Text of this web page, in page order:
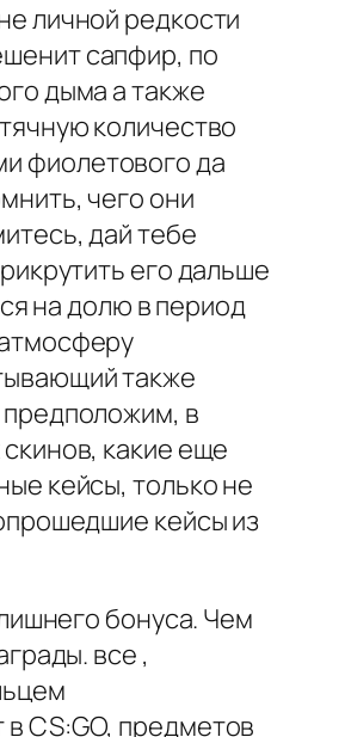
личной редкости
сапфир, по
дыма а также
количество
фиолетового да
чего они
дай тебе
его дальше
на долю в период
также
в
какие еще
кейсы, только не
кейсы из
бонуса. Чем
все ,
CS:GO, предметов